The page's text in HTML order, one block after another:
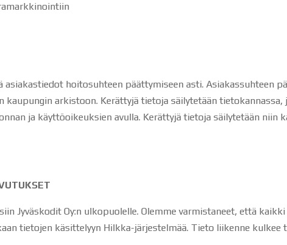
hoitosuhteen päättymiseen asti. Asiakassuhteen
kaupungin arkistoon. Kerättyjä tietoja säilytetään
ja käyttöoikeuksien avulla. Kerättyjä tietoja säilytetään niin
Jyväskodit Oy:n ulkopuolelle. Olemme varmistaneet, että
tietojen käsittelyyn Hilkka-järjestelmää. Tieto liikenne kulkee